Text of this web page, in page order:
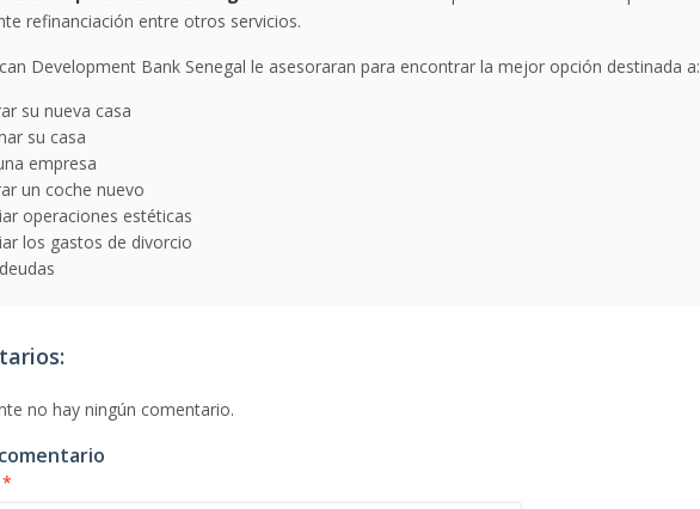
refinanciación entre otros servicios.
Development Bank Senegal le asesoraran para encontrar la mejor opción destinada a:
su nueva casa
su casa
empresa
un coche nuevo
operaciones estéticas
los gastos de divorcio
no hay ningún comentario.
*